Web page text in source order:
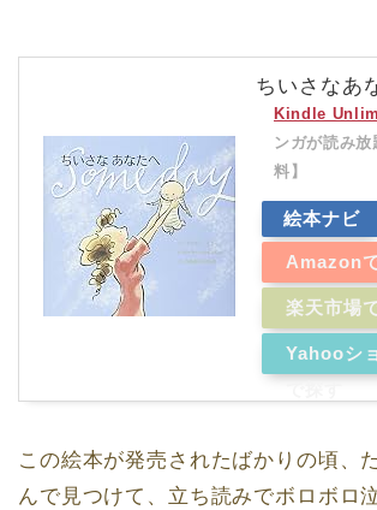
ちいさなあ
Kindle
ンガが読み
料】
絵本ナビ
Amazon
楽天市場
Yahooシ
この絵本が発売されたばかりの頃、
んで見つけて、立ち読みでボロボロ